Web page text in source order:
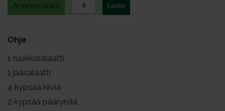
Annosmäärä
Ohje
1 ruukkusalaatti
1 jääsalaatti
4 kypsää kiiviä
2 kypsää päärynää